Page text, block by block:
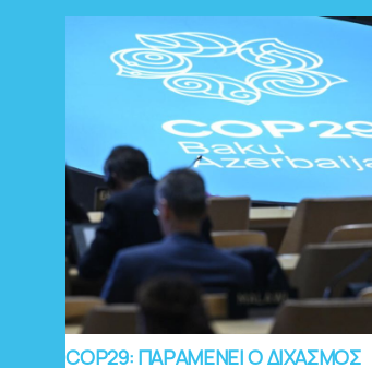
COP29: ΠΑΡΑΜΕΝΕΙ Ο ΔΙΧΑΣΜΟΣ